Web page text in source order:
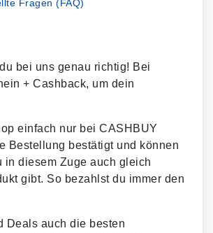
Fragen (FAQ)
bei uns genau richtig! Bei
+ Cashback, um dein
einfach nur bei CASHBUY
Bestellung bestätigt und können
in diesem Zuge auch gleich
gibt. So bezahlst du immer den
Deals auch die besten